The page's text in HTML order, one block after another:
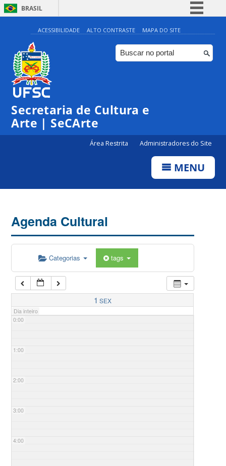
BRASIL
Simplifique!
Comunica BR
Participe
ACESSIBILIDADE ALTO CONTRASTE MAPA DO SITE
Secretaria de Cultura e
Arte | SeCArte
Área Restrita Administradores do Site
MENU
Agenda Cultural
Categorias tags
1 SEX
Dia inteiro
0:00
1:00
2:00
3:00
4:00